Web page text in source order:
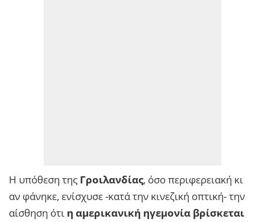
Η υπόθεση της Γροιλανδίας, όσο περιφερειακή κι
αν φάνηκε, ενίσχυσε -κατά την κινεζική οπτική- την
αίσθηση ότι η αμερικανική ηγεμονία βρίσκεται